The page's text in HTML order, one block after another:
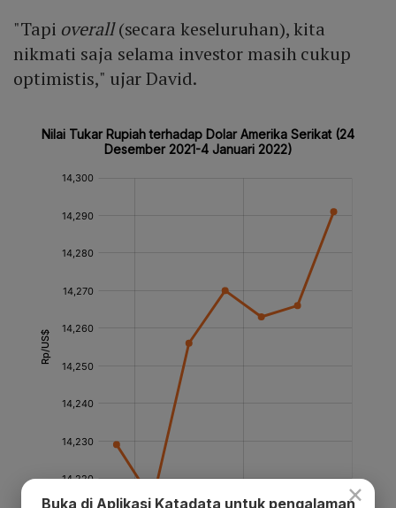
"Tapi overall(secara keseluruhan), kita
nikmati saja selama investor masih cukup
optimistis," ujar David.
×
Buka di Aplikasi Katadata untuk pengalaman